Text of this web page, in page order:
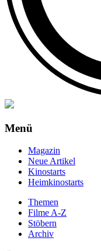
Menü
Magazin
Neue Artikel
Kinostarts
Heimkinostarts
Themen
Filme A-Z
Stöbern
Archiv